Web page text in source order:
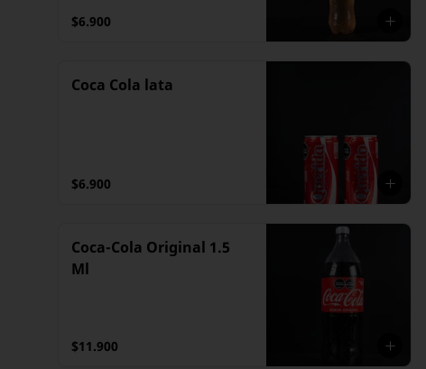
$6.900
Coca Cola lata
$6.900
Coca-Cola Original 1.5
Ml
$11.900